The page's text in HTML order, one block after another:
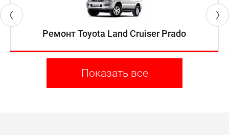
Ремонт Toyota Land Cruiser Prado
Показать все